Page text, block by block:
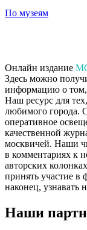
По музеям
Онлайн издание
Здесь можно
информацию о том,
Наш ресурс для
любимого города.
оперативное
качественной
москвичей. Наши
в комментариях к
авторских
принять участие в
наконец, узнавать
Наши